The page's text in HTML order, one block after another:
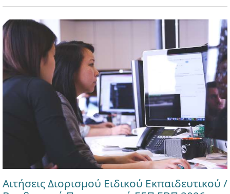
Αιτήσεις Διορισμού Ειδικού Εκπαιδευτικού /